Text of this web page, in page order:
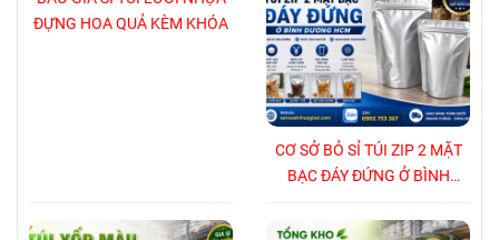
ĐỰNG HOA QUẢ KÈM KHÓA
CƠ SỞ BỎ SỈ TÚI ZIP 2 MẶT
BẠC ĐÁY ĐỨNG Ở BÌNH